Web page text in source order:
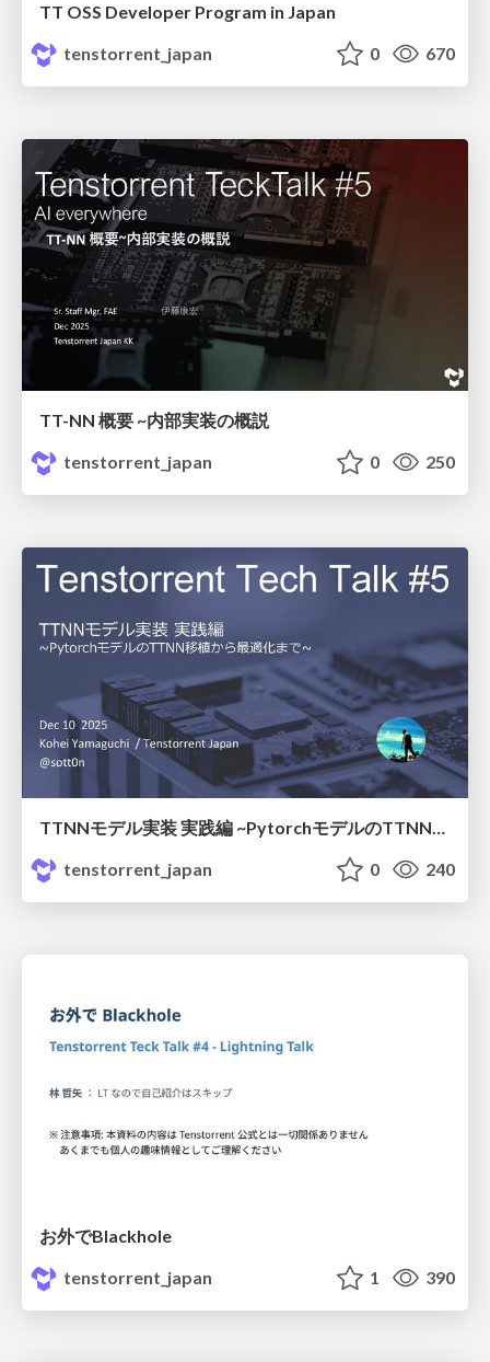
TT OSS Developer Program in Japan
tenstorrent_japan
0 670
TT-NN 概要 ~内部実装の概説
tenstorrent_japan
0 250
TTNNモデル実装 実践編 ~PytorchモデルのTTNN移植から最適化まで~
tenstorrent_japan
0 240
お外でBlackhole
tenstorrent_japan
1 390